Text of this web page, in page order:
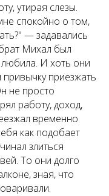
утирая слезы.
спокойно о том,
— задавались
Михал был
И хоть они
приезжать
не просто
работу, доход,
временно
как подобает
злиться
То они долго
зная, что